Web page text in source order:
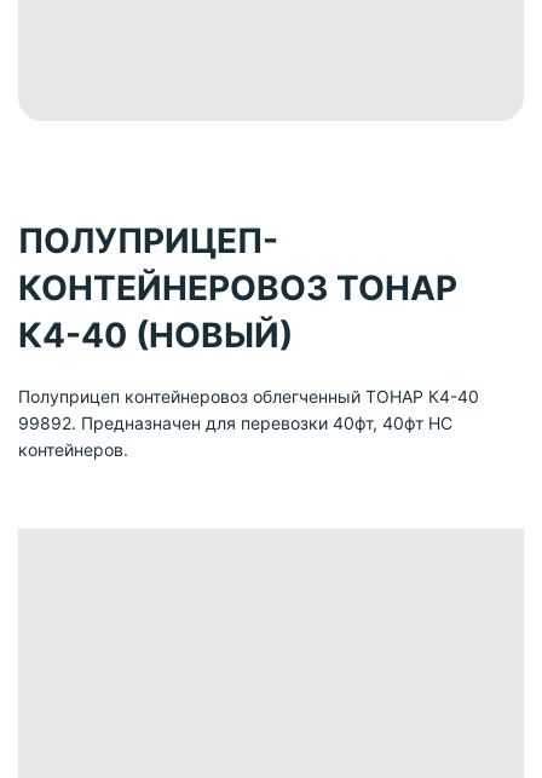
ПОЛУПРИЦЕП-
КОНТЕЙНЕРОВОЗ ТОНАР
К4-40 (НОВЫЙ)
Полуприцеп контейнеровоз облегченный ТОНАР К4-40
99892. Предназначен для перевозки 40фт, 40фт HC
контейнеров.